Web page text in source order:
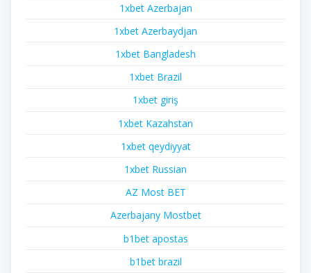
1xbet Azerbajan
1xbet Azerbaydjan
1xbet Bangladesh
1xbet Brazil
1xbet giriş
1xbet Kazahstan
1xbet qeydiyyat
1xbet Russian
AZ Most BET
Azerbajany Mostbet
b1bet apostas
b1bet brazil